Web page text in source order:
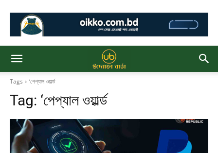
Tags ‘পেপ্যাল ওয়ার্ল্ড
Tag: ‘পেপ্যাল ওয়ার্ল্ড